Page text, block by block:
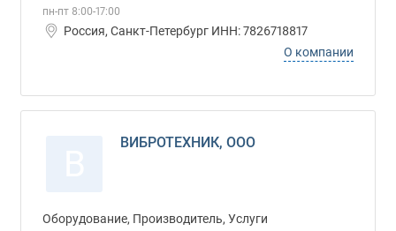
пн-пт 8:00-17:00
Россия, Санкт-Петербург ИНН: 7826718817
О компании
ВИБРОТЕХНИК, ООО
Оборудование, Производитель, Услуги